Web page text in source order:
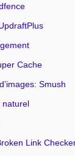
Cache
Smush
naturel
Link